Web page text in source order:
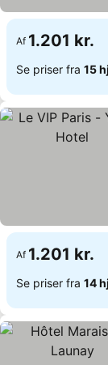
Af 1.201 kr.
Se priser fra 15
Af 1.201 kr.
Se priser fra 14